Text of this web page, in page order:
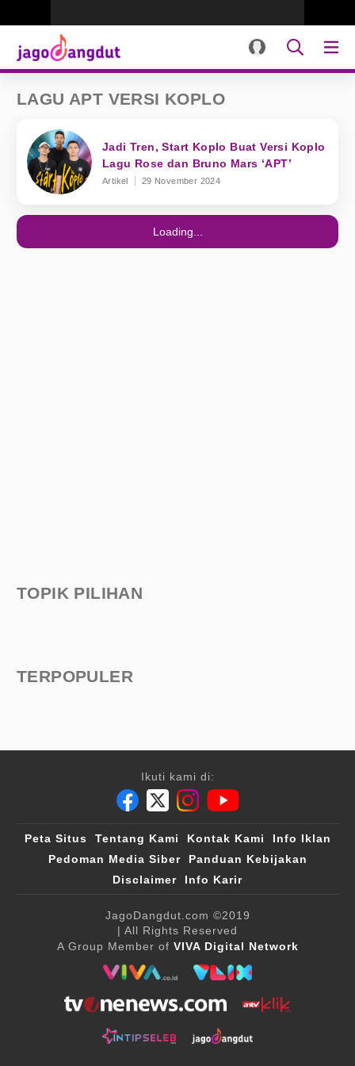
LAGU APT VERSI KOPLO
Jadi Tren, Start Koplo Buat Versi Koplo
Lagu Rose dan Bruno Mars ‘APT’
Artikel 29 November 2024
Loading...
TOPIK PILIHAN
TERPOPULER
Ikuti kami di:
Peta Situs Tentang Kami Kontak Kami
Info Iklan
Pedoman Media Siber
Panduan Kebijakan
Disclaimer
Info Karir
JagoDangdut.com ©2019
| All Rights Reserved
A Group Member of VIVA Digital Network